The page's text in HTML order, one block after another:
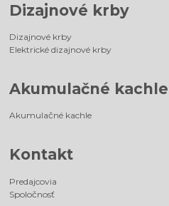
Dizajnové krby
Dizajnové krby
Elektrické dizajnové krby
Akumulačné kachle
Akumulačné kachle
Kontakt
Predajcovia
Spoločnosť